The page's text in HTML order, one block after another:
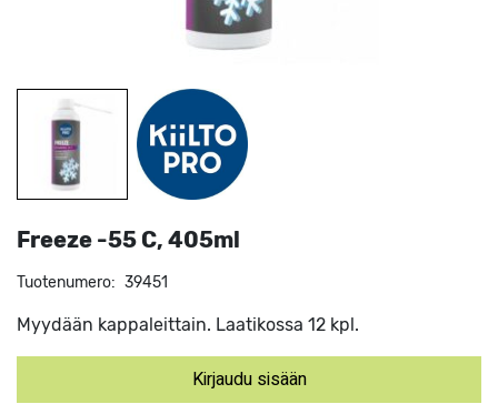
Freeze -55 C, 405ml
Tuotenumero: 39451
Myydään kappaleittain. Laatikossa 12 kpl.
Kirjaudu sisään